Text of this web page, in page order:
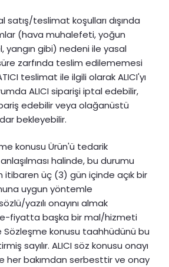
satış/teslimat koşulları dışında
(hava muhalefeti, yoğun
yangın gibi) nedeni ile yasal
zarfında teslim edilememesi
teslimat ile ilgili olarak ALICI'yı
ALICI siparişi iptal edebilir,
edebilir veya olağanüstü
bekleyebilir.
konusu Ürün'ü tedarik
halinde, bu durumu
üç (3) gün içinde açık bir
uygun yöntemle
yazılı onayını almak
fiyatta başka bir mal/hizmeti
Sözleşme konusu taahhüdünü bu
sayılır. ALICI söz konusu onayı
her bakımdan serbesttir ve onay